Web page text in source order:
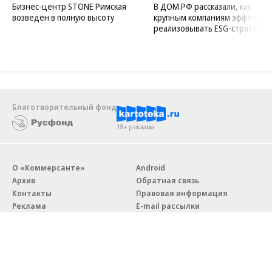
Бизнес-центр STONE Римская
возведен в полную высоту
В ДОМ.РФ рассказали, как
крупным компаниям
реализовывать ESG-стратегию
Благотворительный фонд
18+ реклама
О «Коммерсанте»
Архив
Контакты
Реклама
Android
Обратная связь
Правовая информация
E-mail рассылки